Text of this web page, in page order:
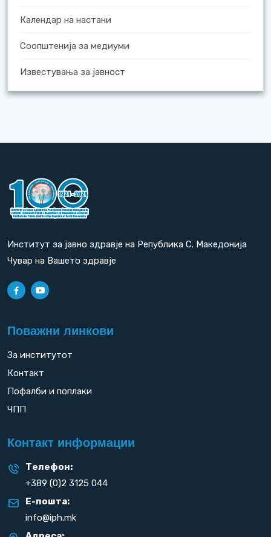
Календар на настани
Соопштенија за медиуми
Известувања за јавност
Институт за јавно здравје на Република С. Македонија
Чувар на Вашето здравје
Поважни линкови
За институтот
Контакт
Пофалби и поплаки
ЧПП
Контакт информации
Телефон:
+389 (0)2 3125 044
Е-пошта:
info@iph.mk